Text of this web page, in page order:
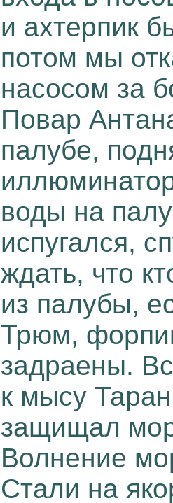
и ахтерпик
потом мы
насосом за
Повар
палубе,
воды на
испугался,
ждать, что
из палубы,
Трюм,
задраены.
к мысу
защищал
Волнение
Стали на